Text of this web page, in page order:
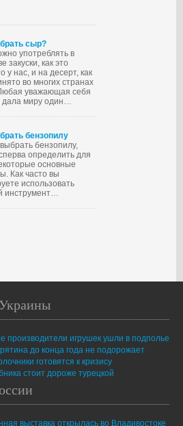
сыр?
употреблять в
закуски, как это
у нас, и на десерт, как
во многих странах
уважающая себя
дала миру один…
бензопилу
бензопилу,
определить для
основные
Как часто вы
использовать
инструмент…
производители игрушек ушли в подполье
до конца года не подорожает
готовятся к кризису
стоит дороже турецкой
выставка открылась во Владивостоке